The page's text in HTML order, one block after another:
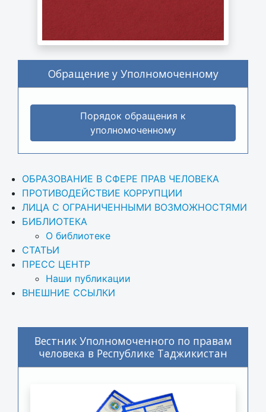
Обращение у Уполномоченному
Порядок обращения к
уполномоченному
ОБРАЗОВАНИЕ В СФЕРЕ ПРАВ ЧЕЛОВЕКА
ПРОТИВОДЕЙСТВИЕ КОРРУПЦИИ
ЛИЦА С ОГРАНИЧЕННЫМИ ВОЗМОЖНОСТЯМИ
БИБЛИОТЕКА
О библиотеке
СТАТЬИ
ПРЕСС ЦЕНТР
Наши публикации
ВНЕШНИЕ ССЫЛКИ
Вестник Уполномоченного по правам
человека в Республике Таджикистан